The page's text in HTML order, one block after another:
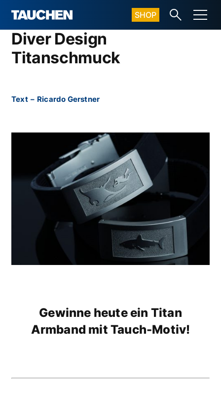
SHOP
Diver Design
Titanschmuck
Text – Ricardo Gerstner
Gewinne heute ein Titan
Armband mit Tauch-Motiv!